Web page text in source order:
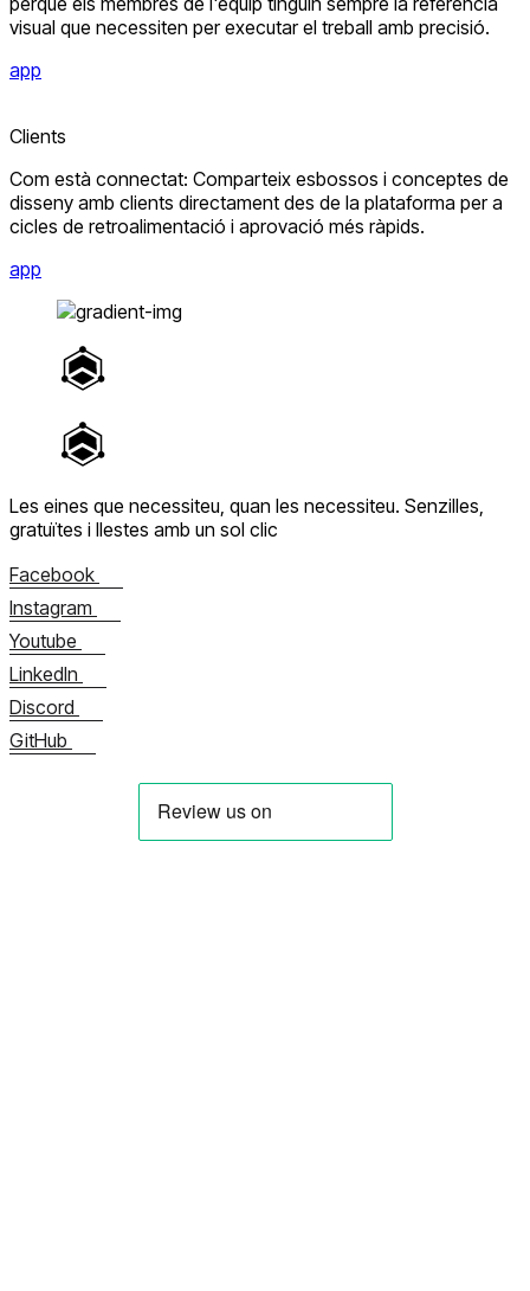
visual que necessiten per executar el treball amb precisió.
app
Clients
Com està connectat: Comparteix esbossos i conceptes de
disseny amb clients directament des de la plataforma per a
cicles de retroalimentació i aprovació més ràpids.
app
Les eines que necessiteu, quan les necessiteu. Senzilles,
gratuïtes i llestes amb un sol clic
Facebook
Instagram
Youtube
LinkedIn
Discord
GitHub